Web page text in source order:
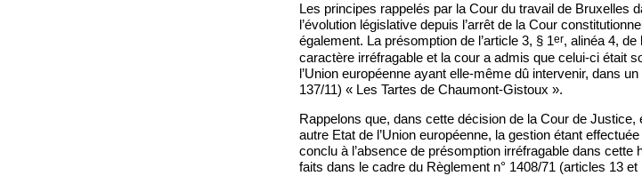
Les principes rappelés par la Cour du travail de Bruxelles
l’évolution législative depuis l’arrêt de la Cour
également. La présomption de l’article 3, § 1er, alinéa 4, de
caractère irréfragable et la cour a admis que celui-ci était
l’Union européenne ayant elle-même dû intervenir, dans
137/11) « Les Tartes de Chaumont-Gistoux ».
Rappelons que, dans cette décision de la Cour de Justice,
autre Etat de l’Union européenne, la gestion étant
conclu à l’absence de présomption irréfragable dans cette
faits dans le cadre du Règlement n° 1408/71 (articles 13 et